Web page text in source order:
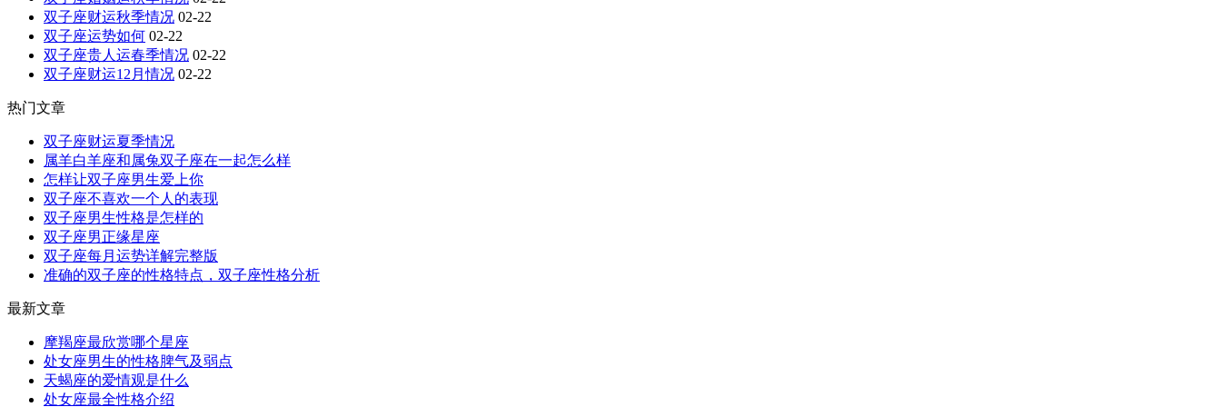
双子座财运秋季情况 02-22
双子座运势如何 02-22
双子座贵人运春季情况 02-22
双子座财运12月情况 02-22
热门文章
双子座财运夏季情况
属羊白羊座和属兔双子座在一起怎么样
怎样让双子座男生爱上你
双子座不喜欢一个人的表现
双子座男生性格是怎样的
双子座男正缘星座
双子座每月运势详解完整版
准确的双子座的性格特点，双子座性格分析
最新文章
摩羯座最欣赏哪个星座
处女座男生的性格脾气及弱点
天蝎座的爱情观是什么
处女座最全性格介绍